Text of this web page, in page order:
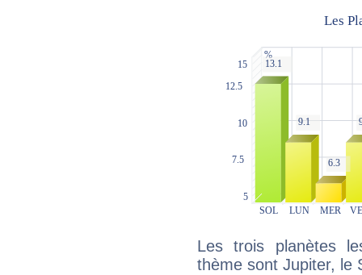
Les trois planètes
thème sont Jupiter, le